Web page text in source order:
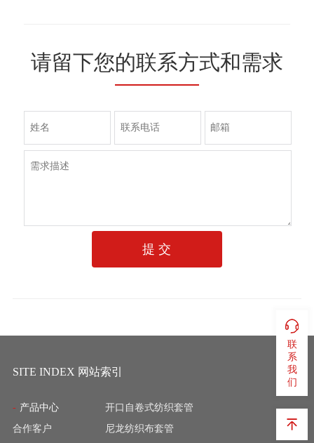
请留下您的联系方式和需求
提 交
SITE INDEX 网站索引
产品中心
合作客户
开口自卷式纺织套管
尼龙纺织布套管
联
系
我
们